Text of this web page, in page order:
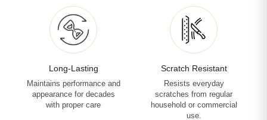
Long-Lasting
Maintains performance and
appearance for decades
with proper care
Scratch Resistant
Resists everyday
scratches from regular
household or commercial
use.